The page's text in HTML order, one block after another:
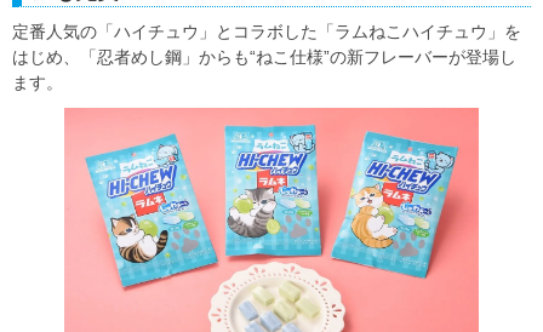
定番人気の「ハイチュウ」とコラボした「ラムねこハイチュウ」を
はじめ、「忍者めし鋼」からも“ねこ仕様”の新フレーバーが登場し
ます。